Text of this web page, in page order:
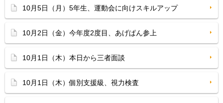
10月5日（月）5年生、運動会に向けスキルアップ
10月2日（金）今年度2度目、あげぱん参上
10月1日（木）本日から三者面談
10月1日（木）個別支援級、視力検査